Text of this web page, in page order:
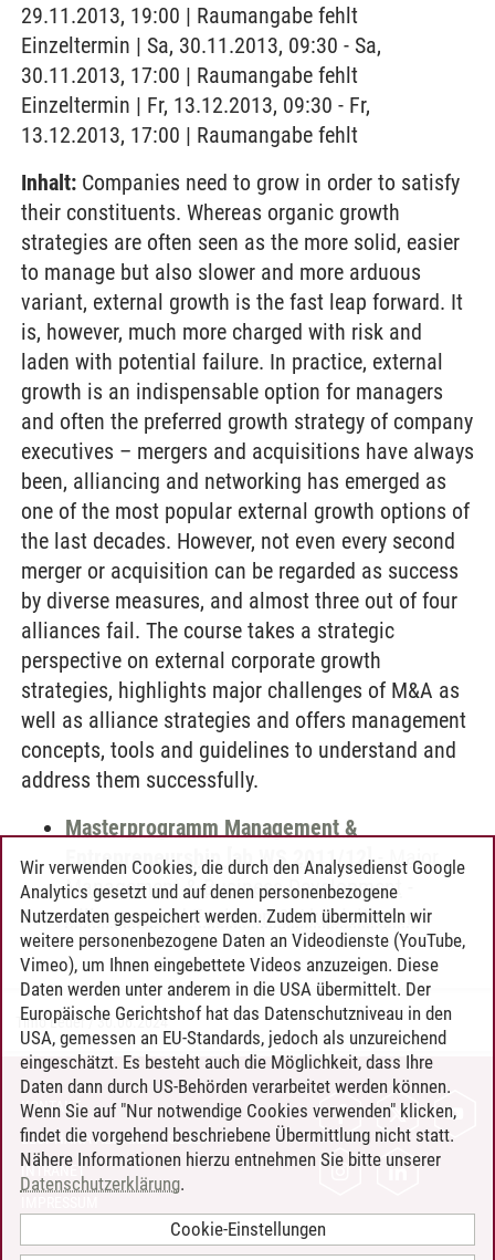
29.11.2013, 19:00 | Raumangabe fehlt
Einzeltermin | Sa, 30.11.2013, 09:30 - Sa,
30.11.2013, 17:00 | Raumangabe fehlt
Einzeltermin | Fr, 13.12.2013, 09:30 - Fr,
13.12.2013, 17:00 | Raumangabe fehlt
Inhalt: Companies need to grow in order to satisfy
their constituents. Whereas organic growth
strategies are often seen as the more solid, easier
to manage but also slower and more arduous
variant, external growth is the fast leap forward. It
is, however, much more charged with risk and
laden with potential failure. In practice, external
growth is an indispensable option for managers
and often the preferred growth strategy of company
executives – mergers and acquisitions have always
been, alliancing and networking has emerged as
one of the most popular external growth options of
the last decades. However, not even every second
merger or acquisition can be regarded as success
by diverse measures, and almost three out of four
alliances fail. The course takes a strategic
perspective on external corporate growth
strategies, highlights major challenges of M&A as
well as alliance strategies and offers management
concepts, tools and guidelines to understand and
address them successfully.
Masterprogramm Management &
Entrepreneurship [ab WS 2011/12]-Major
Management & Business Development
Allianzen und Fusionen & Akquisitionen
Timo Leder/30.06.2024
KONTAKT
LEUPHANA ALS ARBEITGEBER
INTRANET
Wir verwenden Cookies, die durch den Analysedienst Google
Analytics gesetzt und auf denen personenbezogene
Nutzerdaten gespeichert werden. Zudem übermitteln wir
weitere personenbezogene Daten an Videodienste (YouTube,
Vimeo), um Ihnen eingebettete Videos anzuzeigen. Diese
Daten werden unter anderem in die USA übermittelt. Der
Europäische Gerichtshof hat das Datenschutzniveau in den
USA, gemessen an EU-Standards, jedoch als unzureichend
eingeschätzt. Es besteht auch die Möglichkeit, dass Ihre
Daten dann durch US-Behörden verarbeitet werden können.
Wenn Sie auf "Nur notwendige Cookies verwenden" klicken,
findet die vorgehend beschriebene Übermittlung nicht statt.
Nähere Informationen hierzu entnehmen Sie bitte unserer
Datenschutzerklärung.
Cookie-Einstellungen